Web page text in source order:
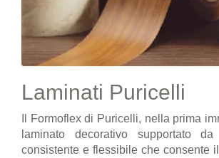
Laminati Puricelli
Il Formoflex di Puricelli, nella prima
laminato decorativo supportato
consistente e flessibile che consente